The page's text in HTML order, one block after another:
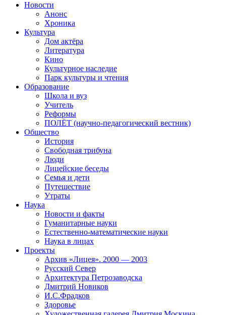
Новости
Анонс
Хроника
Культура
Дом актёра
Литература
Кино
Культурное наследие
Парк культуры и чтения
Образование
Школа и вуз
Учитель
Реформы
ПОЛЁТ (научно-педагогический вестник)
Общество
История
Свободная трибуна
Люди
Лицейские беседы
Семья и дети
Путешествие
Утраты
Наука
Новости и факты
Гуманитарные науки
Естественно-математические науки
Наука в лицах
Проекты
Архив «Лицея». 2000 — 2003
Русский Север
Архитектура Петрозаводска
Дмитрий Новиков
И.С.Фрадков
Здоровье